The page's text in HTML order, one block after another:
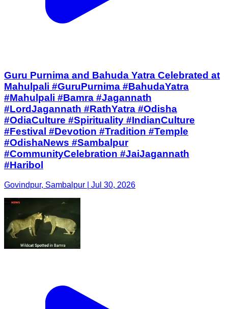
Guru Purnima and Bahuda Yatra Celebrated at
Mahulpali #GuruPurnima #BahudaYatra
#Mahulpali #Bamra #Jagannath
#LordJagannath #RathYatra #Odisha
#OdiaCulture #Spirituality #IndianCulture
#Festival #Devotion #Tradition #Temple
#OdishaNews #Sambalpur
#CommunityCelebration #JaiJagannath
#Haribol
Govindpur, Sambalpur | Jul 30, 2026